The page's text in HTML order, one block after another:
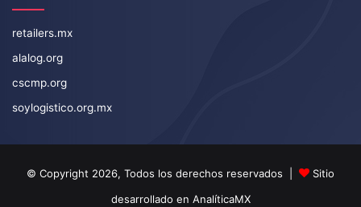
retailers.mx
alalog.org
cscmp.org
soylogistico.org.mx
© Copyright 2026, Todos los derechos reservados |
Sitio
desarrollado en AnalíticaMX